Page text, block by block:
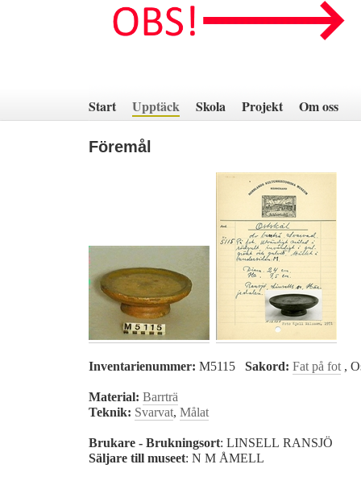
innehåll
Start Upptäck Skola Projekt Om oss
Föremål
Inventarienummer: M5115 Sakord: Fat på fot ,
Material: Barrträ
Teknik: Svarvat, Målat
Brukare - Brukningsort: LINSELL RANSJÖ
Säljare till museet: N M ÅMELL